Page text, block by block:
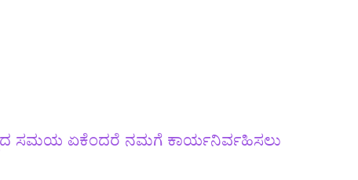
ಸಮಯ ಏಕೆಂದರೆ ನಮಗೆ ಕಾರ್ಯನಿರ್ವಹಿಸಲು